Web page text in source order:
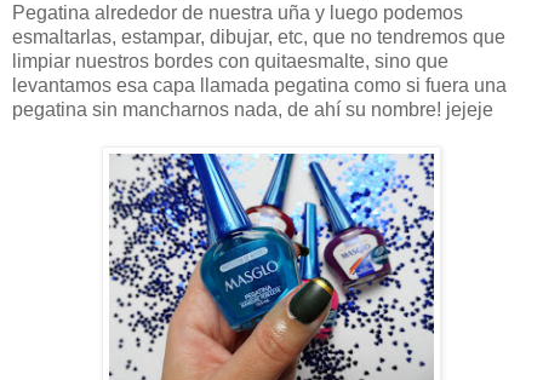
Pegatina alrededor de nuestra uña y luego podemos
esmaltarlas, estampar, dibujar, etc, que no tendremos que
limpiar nuestros bordes con quitaesmalte, sino que
levantamos esa capa llamada pegatina como si fuera una
pegatina sin mancharnos nada, de ahí su nombre! jejeje